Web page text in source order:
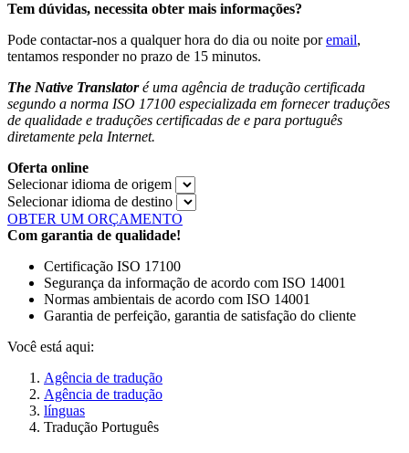
Tem dúvidas, necessita obter mais informações?
Pode contactar-nos a qualquer hora do dia ou noite poremail,
tentamos responder no prazo de 15 minutos.
The Native Translatoré uma agência de tradução certificada
segundo a norma ISO 17100 especializada em fornecer traduções
de qualidade e traduções certificadas de e para português
diretamente pela Internet.
Oferta online
Selecionar idioma de origem
Selecionar idioma de destino
OBTER UM ORÇAMENTO
Com garantia de qualidade!
Certificação ISO 17100
Segurança da informação de acordo com ISO 14001
Normas ambientais de acordo com ISO 14001
Garantia de perfeição, garantia de satisfação do cliente
Você está aqui:
Agência de tradução
Agência de tradução
línguas
Tradução Português